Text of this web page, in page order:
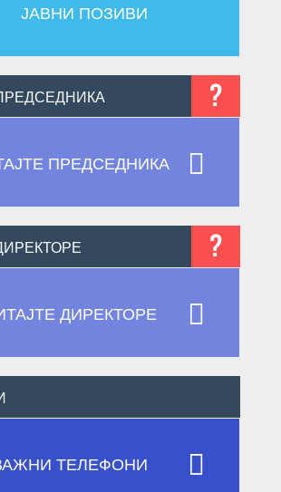
ЈАВНИ ПОЗИВИ
?

ПРЕДСЕДНИКА
?

ДИРЕКТОРЕ

ТЕЛЕФОНИ